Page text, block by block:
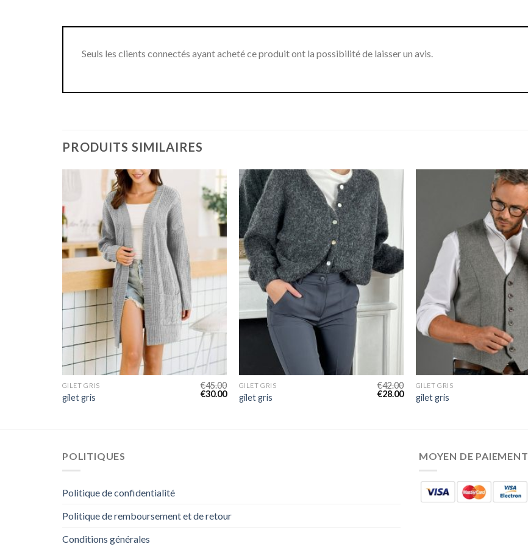
Seuls les clients connectés ayant acheté ce produit ont la possibilité de laisser un avis.
PRODUITS SIMILAIRES
GILET GRIS
gilet gris
€45.00
€30.00
GILET GRIS
gilet gris
€42.00
€28.00
GILET GRIS
gilet gris
POLITIQUES
Politique de confidentialité
Politique de remboursement et de retour
Conditions générales
MOYEN DE PAIEMENT